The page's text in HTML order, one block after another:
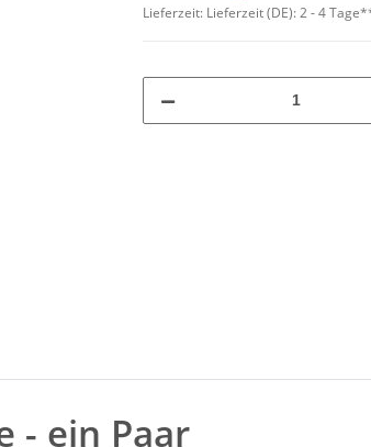
Lieferzeit: Lieferzeit (DE): 2 - 4
- ein Paar